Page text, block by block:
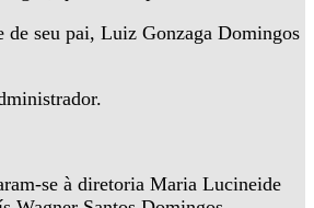
de seu pai, Luiz Gonzaga Domingos
se à diretoria Maria Lucineide